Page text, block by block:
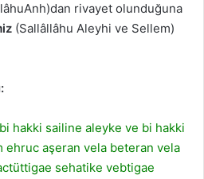
rivayet olunduğuna
(Sallâllâhu Aleyhi ve Sellem)
hakki sailine aleyke ve bi hakki
ehruc aşeran vela beteran vela
sehatike vebtigae